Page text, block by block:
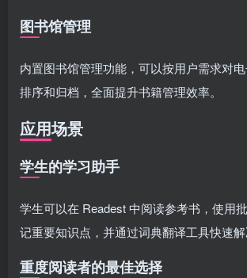
图书馆管理
内置图书馆管理功能，可以按用户需求对电
排序和归档，全面提升书籍管理效率。
应用场景
学生的学习助手
学生可以在 Readest 中阅读参考书，使用
记重要知识点，并通过词典翻译工具快速解
重度阅读者的最佳选择